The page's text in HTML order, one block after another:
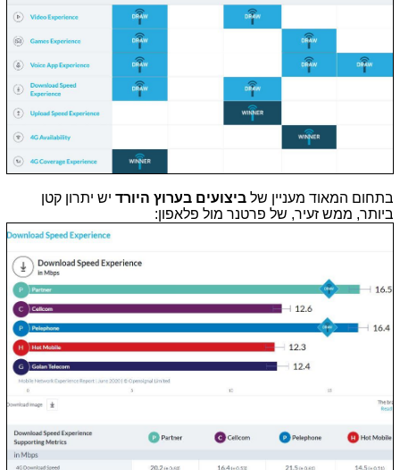
בתחום המאוד מעניין של ביצועים בערוץ היורד יש יתרון קטן
ביותר, ממש זעיר, של פרטנר מול פלאפון: